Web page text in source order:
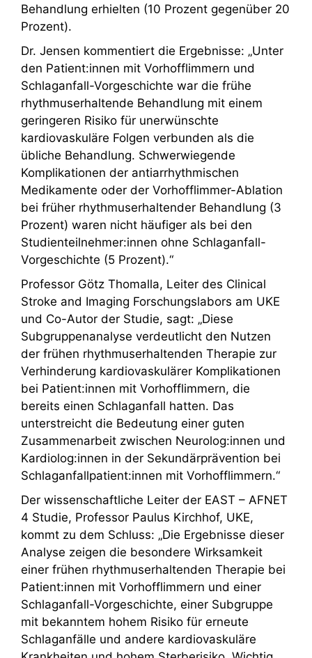
Behandlung erhielten (10 Prozent gegenüber 20
Prozent).
Dr. Jensen kommentiert die Ergebnisse: „Unter
den Patient:innen mit Vorhofflimmern und
Schlaganfall-Vorgeschichte war die frühe
rhythmuserhaltende Behandlung mit einem
geringeren Risiko für unerwünschte
kardiovaskuläre Folgen verbunden als die
übliche Behandlung. Schwerwiegende
Komplikationen der antiarrhythmischen
Medikamente oder der Vorhofflimmer-Ablation
bei früher rhythmuserhaltender Behandlung (3
Prozent) waren nicht häufiger als bei den
Studienteilnehmer:innen ohne Schlaganfall-
Vorgeschichte (5 Prozent).“
Professor Götz Thomalla, Leiter des Clinical
Stroke and Imaging Forschungslabors am UKE
und Co-Autor der Studie, sagt: „Diese
Subgruppenanalyse verdeutlicht den Nutzen
der frühen rhythmuserhaltenden Therapie zur
Verhinderung kardiovaskulärer Komplikationen
bei Patient:innen mit Vorhofflimmern, die
bereits einen Schlaganfall hatten. Das
unterstreicht die Bedeutung einer guten
Zusammenarbeit zwischen Neurolog:innen und
Kardiolog:innen in der Sekundärprävention bei
Schlaganfallpatient:innen mit Vorhofflimmern.“
Der wissenschaftliche Leiter der EAST – AFNET
4 Studie, Professor Paulus Kirchhof, UKE,
kommt zu dem Schluss: „Die Ergebnisse dieser
Analyse zeigen die besondere Wirksamkeit
einer frühen rhythmuserhaltenden Therapie bei
Patient:innen mit Vorhofflimmern und einer
Schlaganfall-Vorgeschichte, einer Subgruppe
mit bekanntem hohem Risiko für erneute
Schlaganfälle und andere kardiovaskuläre